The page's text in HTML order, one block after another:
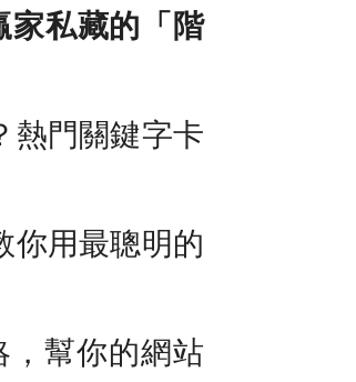
家私藏的「階
熱門關鍵字卡
你用最聰明的
幫你的網站